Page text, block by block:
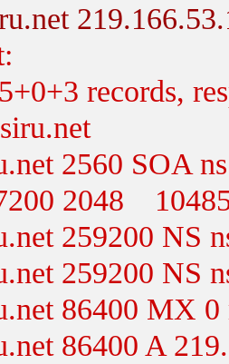
records,
2560 SOA
2048
259200 NS
259200 NS
86400 MX
86400 A